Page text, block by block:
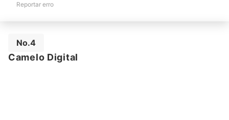
Reportar erro
No.4
Camelo Digital